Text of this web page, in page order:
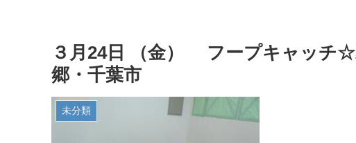
３月24日 （金） フープキャッチ
郷・千葉市
未分類